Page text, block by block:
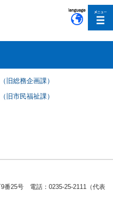
総務企画課）
市民福祉課）
番25号 電話：0235-25-2111（代表